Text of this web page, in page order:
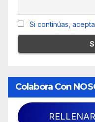
Si continúas,
Colabora Con